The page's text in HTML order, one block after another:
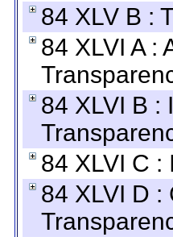
84 XLV B :
84 XLVI A :
84 XLVI B :
84 XLVI C :
84 XLVI D